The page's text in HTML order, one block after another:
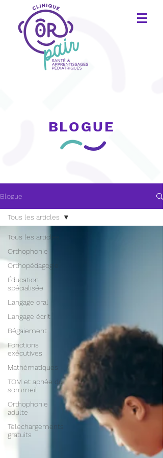
BLOGUE
Blogue
Tous les articles
Orthophonie
Orthopédagogie
Éducation
spécialisée
Langage oral
Langage écrit
Bégaiement
Fonctions
exécutives
Mathématiques
TOM et apnée du
sommeil
Orthophonie
adulte
Téléchargements
gratuits
Tous les articles